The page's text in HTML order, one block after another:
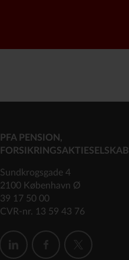
PFA PENSION,
FORSIKRINGSAKTIESELSKAB
Sundkrogsgade 4
2100 København Ø
39 17 50 00
CVR-nr. 13 59 43 76